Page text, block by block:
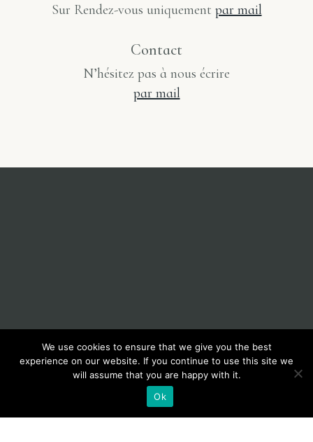
Sur Rendez-vous uniquement par mail
Contact
N’hésitez pas à nous écrire
par mail
We use cookies to ensure that we give you the best
experience on our website. If you continue to use this site we
will assume that you are happy with it.
Ok